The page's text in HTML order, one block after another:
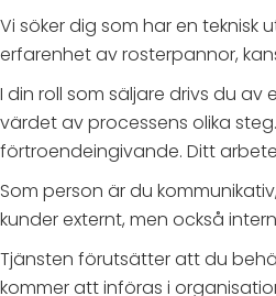
Vi söker dig som har en
erfarenhet av rosterpannor,
I din roll som säljare drivs du
värdet av processens olika
förtroendeingivande. Ditt
Som person är du
kunder externt, men också
Tjänsten förutsätter att du
kommer att införas i